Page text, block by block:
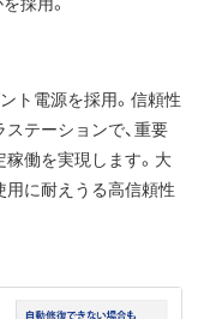
ト電源を採用。信頼性
テーションで、重要
働を実現します。大
に耐えうる高信頼性